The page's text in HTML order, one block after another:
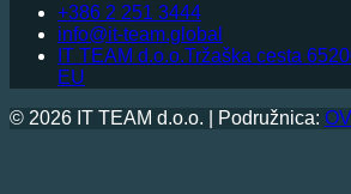
+386 2 251 3444
info@it-team.global
IT TEAM d.o.o.Tržaška cesta 65
EU
© 2026 IT TEAM d.o.o. | Podružnica: